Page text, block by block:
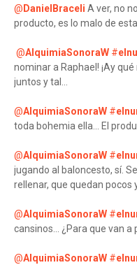
@ DanielBraceli A ver, no
producto, es lo malo de
@AlquimiaSonoraW #
nominar a Raphael! ¡Ay
juntos y tal...
@AlquimiaSonoraW #
toda bohemia ella... El
@AlquimiaSonoraW #
jugando al baloncesto, sí.
rellenar, que quedan pocos
@AlquimiaSonoraW #
cansinos... ¿Para que van
@AlquimiaSonoraW #